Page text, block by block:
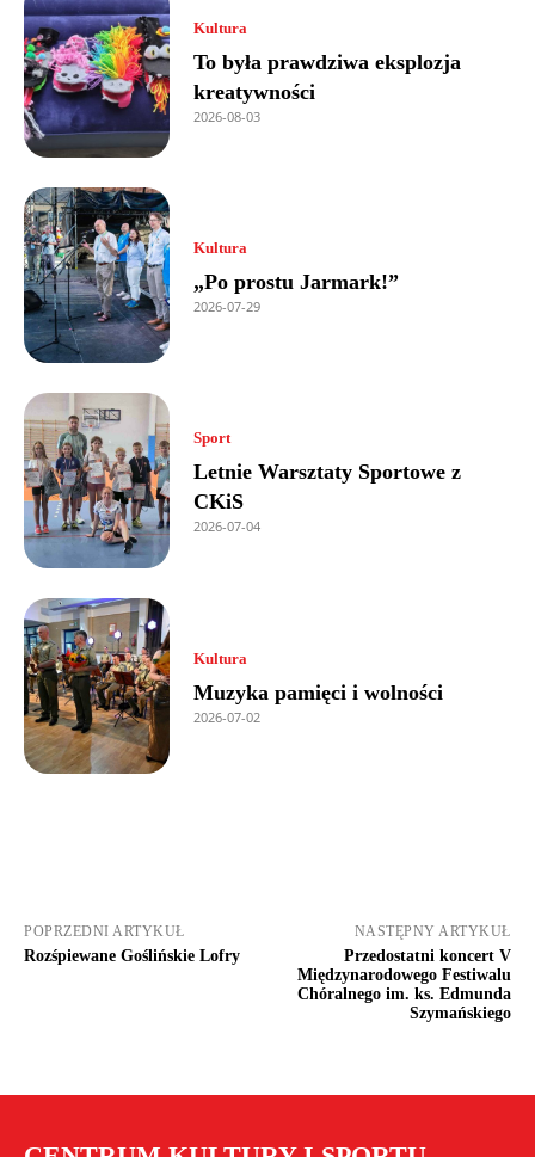
Kultura
To była prawdziwa eksplozja
kreatywności
2026-08-03
Kultura
„Po prostu Jarmark!”
2026-07-29
Sport
Letnie Warsztaty Sportowe z
CKiS
2026-07-04
Kultura
Muzyka pamięci i wolności
2026-07-02
POPRZEDNI ARTYKUŁ
Rozśpiewane Goślińskie Lofry
NASTĘPNY ARTYKUŁ
Przedostatni koncert V
Międzynarodowego Festiwalu
Chóralnego im. ks. Edmunda
Szymańskiego